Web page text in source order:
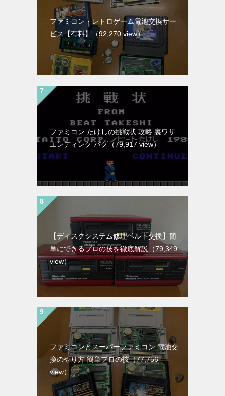
ファミコン・レトロゲーム電池交換サー
ビス【有料】
（92,270 view）
ファミコン たけしの挑戦状 攻略 裏ワザ
エンディング バグ （79,917 view）
【ディスクシステム修理ベルト交換】簡
単にできるプロの技を徹底解説（79,349
view）
ファミコンとスーパーファミコン 電池交
換のやり方 簡単プロの技（77,756
view）